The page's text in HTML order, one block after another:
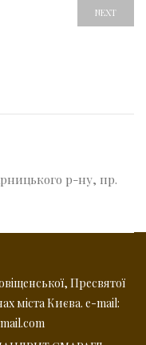
NEXT
р-ну, пр.
Пресвятої
міста Києва. e-mail: